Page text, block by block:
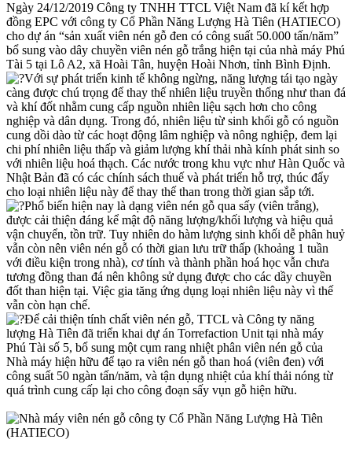
Ngày 24/12/2019 Công ty TNHH TTCL Việt Nam đã kí kết hợp
đồng EPC với công ty Cổ Phần Năng Lượng Hà Tiên (HATIECO)
cho dự án “sản xuất viên nén gỗ đen có công suất 50.000 tấn/năm”
bổ sung vào dây chuyền viên nén gỗ trắng hiện tại của nhà máy Phú
Tài 5 tại Lô A2, xã Hoài Tân, huyện Hoài Nhơn, tỉnh Bình Định.
Với sự phát triển kinh tế không ngừng, năng lượng tái tạo ngày
càng được chú trọng để thay thế nhiên liệu truyền thống như than đá
và khí đốt nhằm cung cấp nguồn nhiên liệu sạch hơn cho công
nghiệp và dân dụng. Trong đó, nhiên liệu từ sinh khối gỗ có nguồn
cung dồi dào từ các hoạt động lâm nghiệp và nông nghiệp, đem lại
chi phí nhiên liệu thấp và giảm lượng khí thải nhà kính phát sinh so
với nhiên liệu hoá thạch. Các nước trong khu vực như Hàn Quốc và
Nhật Bản đã có các chính sách thuế và phát triển hỗ trợ, thúc đẩy
cho loại nhiên liệu này để thay thế than trong thời gian sắp tới.
Phổ biến hiện nay là dạng viên nén gỗ qua sấy (viên trắng),
được cải thiện đáng kể mật độ năng lượng/khối lượng và hiệu quả
vận chuyển, tồn trữ. Tuy nhiên do hàm lượng sinh khối dễ phân huỷ
vẫn còn nên viên nén gỗ có thời gian lưu trữ thấp (khoảng 1 tuần
với điều kiện trong nhà), cơ tính và thành phần hoá học vẫn chưa
tương đồng than đá nên không sử dụng được cho các dầy chuyền
đốt than hiện tại. Việc gia tăng ứng dụng loại nhiên liệu này vì thế
vẫn còn hạn chế.
Để cải thiện tính chất viên nén gỗ, TTCL và Công ty năng
lượng Hà Tiên đã triển khai dự án Torrefaction Unit tại nhà máy
Phú Tài số 5, bổ sung một cụm rang nhiệt phân viên nén gỗ của
Nhà máy hiện hữu để tạo ra viên nén gỗ than hoá (viên đen) với
công suất 50 ngàn tấn/năm, và tận dụng nhiệt của khí thải nóng từ
quá trình cung cấp lại cho công đoạn sấy vụn gỗ hiện hữu.